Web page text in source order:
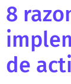
8
de